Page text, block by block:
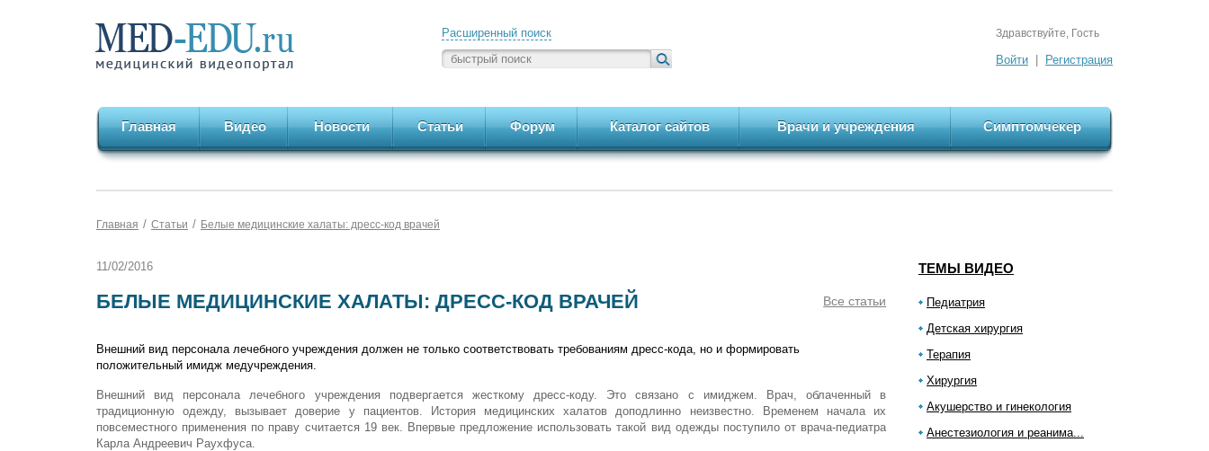
Расширенный поиск Здравствуйте, Гость
Войти Регистрация
Главная Видео Новости Статьи Форум Каталог сайтов Врачи и учреждения Симптомчекер
ТЕМЫ ВИДЕО
Педиатрия
Детская хирургия
Терапия
Хирургия
Акушерство и гинекология
Анестезиология и реанима...
Главная / Статьи / Белые медицинские халаты: дресс-код врачей
11/02/2016
Все статьи
БЕЛЫЕ МЕДИЦИНСКИЕ ХАЛАТЫ: ДРЕСС-КОД ВРАЧЕЙ
Внешний вид персонала лечебного учреждения должен не только соответствовать требованиям дресс-кода, но и формировать
положительный имидж медучреждения.
Внешний вид персонала лечебного учреждения подвергается жесткому дресс-коду. Это связано с имиджем. Врач, облаченный в
традиционную одежду, вызывает доверие у пациентов. История медицинских халатов доподлинно неизвестно. Временем начала их
повсеместного применения по праву считается 19 век. Впервые предложение использовать такой вид одежды поступило от врача-педиатра
Карла Андреевич Раухфуса.